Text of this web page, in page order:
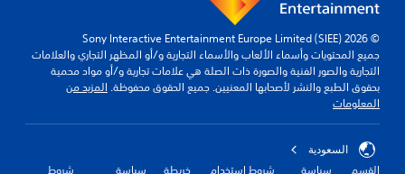
© 2026 Sony Interactive Entertainment Europe Limited (SIEE)
جميع المحتويات وأسماء الألعاب والأسماء التجارية و/أو المظهر التجاري والعلامات
التجارية والصور الفنية والصورة ذات الصلة هي علامات تجارية و/أو مواد محمية
بحقوق الطبع والنشر لأصحابها المعنيين. جميع الحقوق محفوظة.المزيد من
المعلومات
السعودية
القسم سياسة شروط استخدام خريطة سياسة شروط